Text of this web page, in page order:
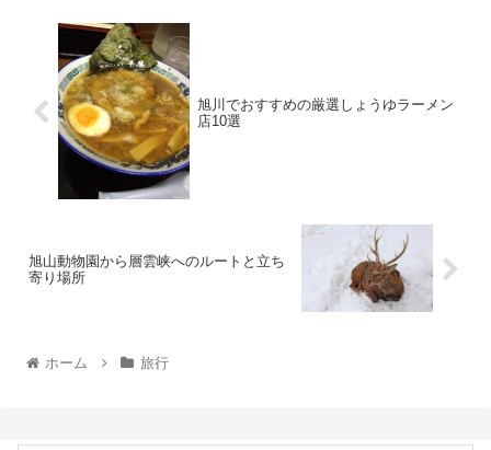
旭川でおすすめの厳選しょうゆラーメン
店10選
旭山動物園から層雲峡へのルートと立ち
寄り場所
ホーム 旅行